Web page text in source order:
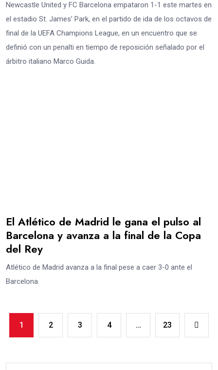
Newcastle United y FC Barcelona empataron 1-1 este martes en
el estadio St. James’ Park, en el partido de ida de los octavos de
final de la UEFA Champions League, en un encuentro que se
definió con un penalti en tiempo de reposición señalado por el
árbitro italiano Marco Guida.
El Atlético de Madrid le gana el pulso al
Barcelona y avanza a la final de la Copa
del Rey
Atlético de Madrid avanza a la final pese a caer 3-0 ante el
Barcelona.
1 2 3 4 … 23